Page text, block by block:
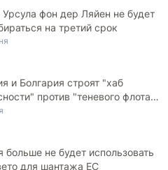
Урсула фон дер Ляйен не будет
на третий срок
и Болгария строят "хаб
против "теневого флота"
море
больше не будет использовать
для шантажа ЕС